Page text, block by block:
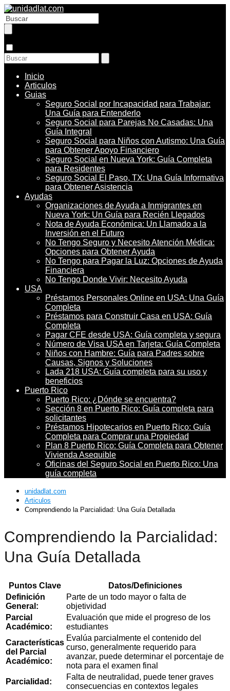
Inicio
Articulos
Guias
Seguro Social por Incapacidad para Trabajar:
Una Guía para Entenderlo
Seguro Social para Parejas No Casadas: Una
Guía Integral
Seguro Social para Niños con Autismo: Una Guía
para Obtener Apoyo Financiero
Seguro Social en Nueva York: Guía Completa
para Residentes
Seguro Social El Paso, TX: Una Guía Informativa
para Obtener Asistencia
Ayudas
Organizaciones de Ayuda a Inmigrantes en
Nueva York: Un Guía para Recién Llegados
Nota de Ayuda Económica: Un Llamado a la
Inversión en el Futuro
No Tengo Seguro y Necesito Atención Médica:
Opciones para Obtener Ayuda
No Tengo para Pagar la Luz: Opciones de Ayuda
Financiera
No Tengo Donde Vivir: Necesito Ayuda
USA
Préstamos Personales Online en USA: Una Guía
Completa
Préstamos para Construir Casa en USA: Guía
Completa
Pagar CFE desde USA: Guía completa y segura
Número de Visa USA en Tarjeta: Guía Completa
Niños con Hambre: Guía para Padres sobre
Causas, Signos y Soluciones
Lada 218 USA: Guía completa para su uso y
beneficios
Puerto Rico
Puerto Rico: ¿Dónde se encuentra?
Sección 8 en Puerto Rico: Guía completa para
solicitantes
Préstamos Hipotecarios en Puerto Rico: Guía
Completa para Comprar una Propiedad
Plan 8 Puerto Rico: Guía Completa para Obtener
Vivienda Asequible
Oficinas del Seguro Social en Puerto Rico: Una
guía completa
unidadlat.com
Articulos
Comprendiendo la Parcialidad: Una Guía Detallada
Comprendiendo la Parcialidad:
Una Guía Detallada
Puntos Clave
Datos/Definiciones
Definición
General:
Parte de un todo mayor o falta de
objetividad
Parcial
Académico:
Evaluación que mide el progreso de los
estudiantes
Características
del Parcial
Académico:
Evalúa parcialmente el contenido del
curso, generalmente requerido para
avanzar, puede determinar el porcentaje de
nota para el examen final
Parcialidad:
Falta de neutralidad, puede tener graves
consecuencias en contextos legales